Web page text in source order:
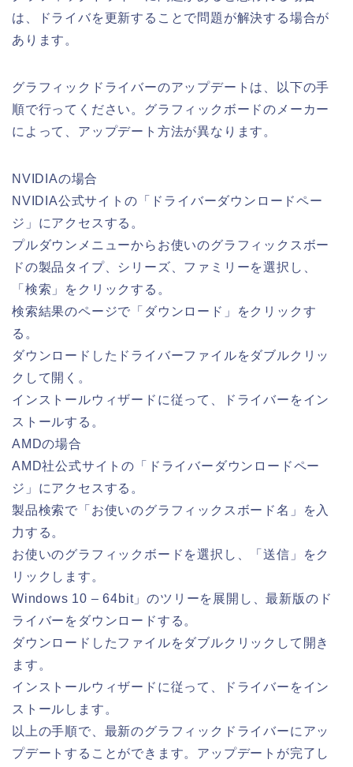
は、ドライバを更新することで問題が解決する場合が
あります。
グラフィックドライバーのアップデートは、以下の手
順で行ってください。グラフィックボードのメーカー
によって、アップデート方法が異なります。
NVIDIAの場合
NVIDIA公式サイトの「ドライバーダウンロードペー
ジ」にアクセスする。
プルダウンメニューからお使いのグラフィックスボー
ドの製品タイプ、シリーズ、ファミリーを選択し、
「検索」をクリックする。
検索結果のページで「ダウンロード」をクリックす
る。
ダウンロードしたドライバーファイルをダブルクリッ
クして開く。
インストールウィザードに従って、ドライバーをイン
ストールする。
AMDの場合
AMD社公式サイトの「ドライバーダウンロードペー
ジ」にアクセスする。
製品検索で「お使いのグラフィックスボード名」を入
力する。
お使いのグラフィックボードを選択し、「送信」をク
リックします。
Windows 10 – 64bit」のツリーを展開し、最新版のド
ライバーをダウンロードする。
ダウンロードしたファイルをダブルクリックして開き
ます。
インストールウィザードに従って、ドライバーをイン
ストールします。
以上の手順で、最新のグラフィックドライバーにアッ
プデートすることができます。アップデートが完了し